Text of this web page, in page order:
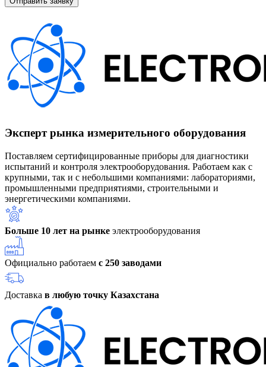
Эксперт рынка измерительного оборудования
Поставляем сертифицированные приборы для диагностики
испытаний и контроля электрооборудования. Работаем как с
крупными, так и с небольшими компаниями: лабораториями,
промышленными предприятиями, строительными и
энергетическими компаниями.
Больше 10 лет на рынке электрооборудования
Официально работаем с 250 заводами
Доставка в любую точку Казахстана